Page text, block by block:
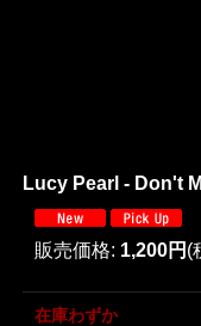
Lucy Pearl - Don't
販売価格: 1,200円 (
在庫わずか